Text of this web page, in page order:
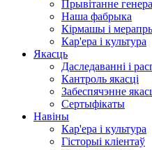
Прывітанне
Наша фабрыка
Кірмашы і
Кар'ера і культура
Якасць
Даследаванні і
Кантроль якасці
Забеспячэнне
Сертыфікаты
Навіны
Кар'ера і культура
Гісторыі кліентаў